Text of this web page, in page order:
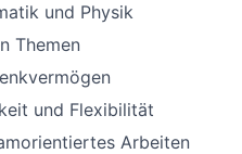
und Physik
Themen
und Flexibilität
Arbeiten